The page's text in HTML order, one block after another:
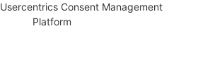
Usercentrics Consent Management
Platform